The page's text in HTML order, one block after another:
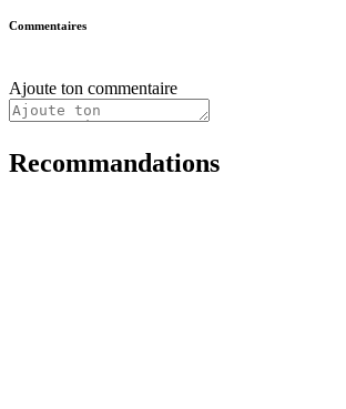
Commentaires
Ajoute ton commentaire
Recommandations